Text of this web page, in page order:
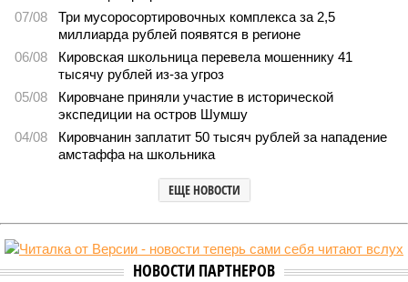
07/08
Три мусоросортировочных комплекса за 2,5
миллиарда рублей появятся в регионе
06/08
Кировская школьница перевела мошеннику 41
тысячу рублей из-за угроз
05/08
Кировчане приняли участие в исторической
экспедиции на остров Шумшу
04/08
Кировчанин заплатит 50 тысяч рублей за нападение
амстаффа на школьника
ЕЩЕ НОВОСТИ
НОВОСТИ ПАРТНЕРОВ